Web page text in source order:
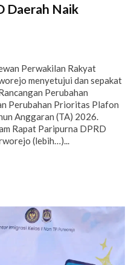
Daerah Naik
Perwakilan Rakyat
menyetujui dan sepakat
Perubahan
Perubahan Prioritas Plafon
Anggaran (TA) 2026.
Rapat Paripurna DPRD
(lebih…)...